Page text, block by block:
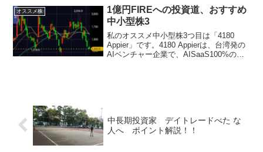
オススメ株
1億円FIREへの投資道、おすすめ
中小型株3
私のオススメ中小型株3つ目は「4180
Appier」です。4180 Appierは、台湾発の
AIベンチャー企業で、AISaaS100%の会
中長期投資家 デイトレードべた な
人へ ポイント解説！！